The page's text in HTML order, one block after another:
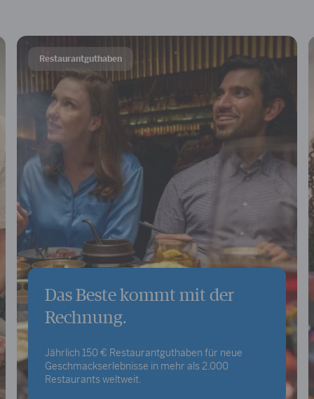
Restaurantguthaben
Das Beste kommt mit der
Rechnung.
Jährlich 150 € Restaurantguthaben für neue
Geschmackserlebnisse in mehr als 2.000
Restaurants weltweit.